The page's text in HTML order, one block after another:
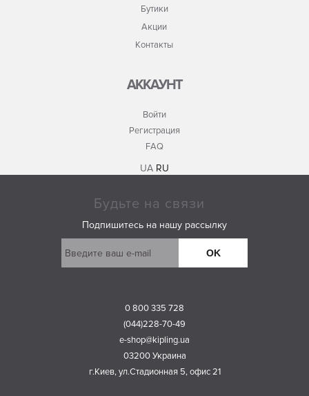
Бутики
Акции
Контакты
АККАУНТ
Войти
Регистрация
FAQ
UA RU
Будьте на связи
Подпишитесь на нашу рассылку
OK
0 800 335 728
(044)228-70-49
e-shop@kipling.ua
03200 Украина
г.Киев, ул.Стадионная 5, офис 21